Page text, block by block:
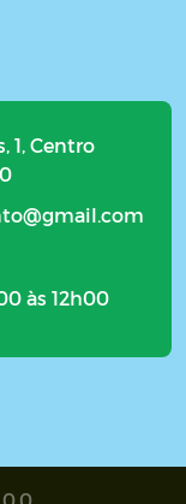
1, Centro
às 12h00